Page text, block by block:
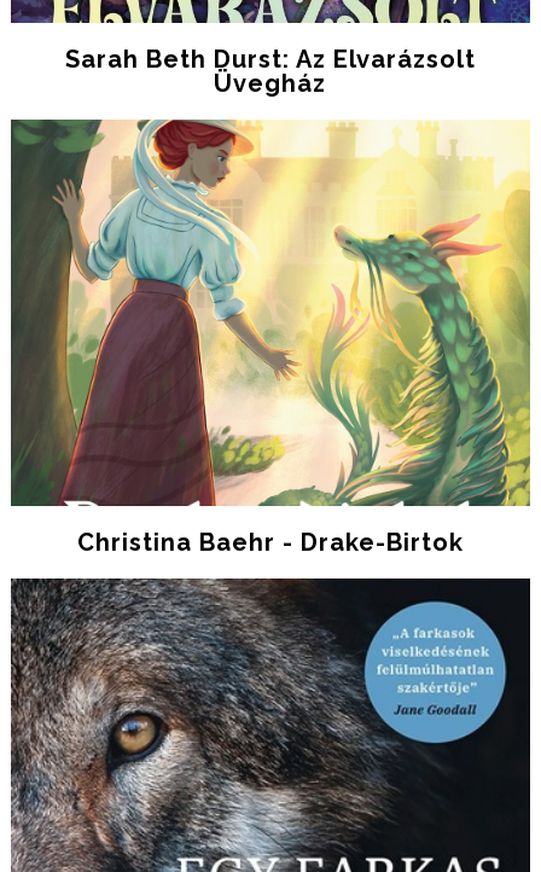
Sarah Beth Durst: Az Elvarázsolt
Üvegház
Christina Baehr - Drake-Birtok